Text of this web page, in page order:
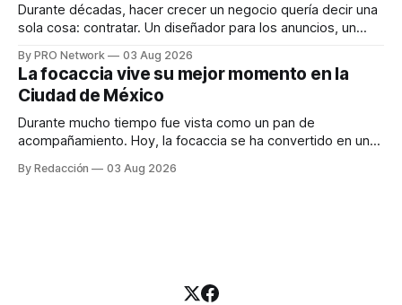
Durante décadas, hacer crecer un negocio quería decir una
sola cosa: contratar. Un diseñador para los anuncios, un
para los textos, alguien que supiera de publicidad digital
para encontrar prospectos, un vendedor para atender
llamadas y mensajes, y —con suerte— una persona
By PRO Network 03 Aug 2026
La focaccia vive su mejor momento en la
Ciudad de México
Durante mucho tiempo fue vista como un pan de
acompañamiento. Hoy, la focaccia se ha convertido en uno
artesanal, ingredientes de calidad y experiencias que
By Redacción 03 Aug 2026